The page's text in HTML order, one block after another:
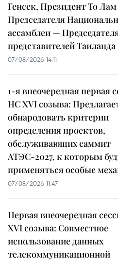
Генсек, Президент То
Председателя
ассамблеи —
представителей Таиланда
07/08/2026 14:11
1-я внеочередная первая
НС XVI созыва:
обнародовать критерии
определения проектов,
обслуживающих саммит
АТЭС-2027, к которым
применяться особые
07/08/2026 11:47
Первая внеочередная
XVI созыва: Совместное
использование данных
телекоммуникационной